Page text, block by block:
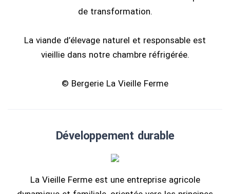
de transformation.
La viande d’élevage naturel et responsable est
vieillie dans notre chambre réfrigérée.
© Bergerie La Vieille Ferme
Développement durable
La Vieille Ferme est une entreprise agricole